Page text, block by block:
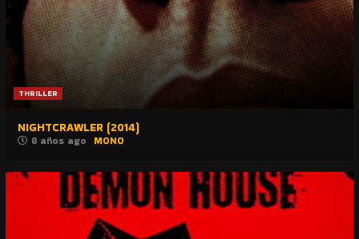
THRILLER
NIGHTCRAWLER (2014)
8 años ago MONO